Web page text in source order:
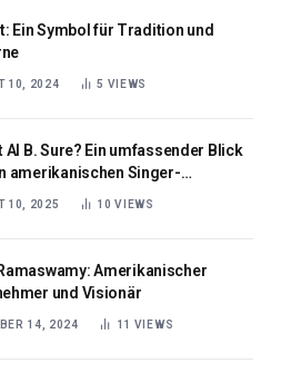
Ein Symbol für Tradition und
10, 2024 5 VIEWS
Al B. Sure? Ein umfassender Blick
amerikanischen Singer-
und Plattenproduzenten
10, 2025 10VIEWS
Amerikanischer
und Visionär
14, 2024 11 VIEWS